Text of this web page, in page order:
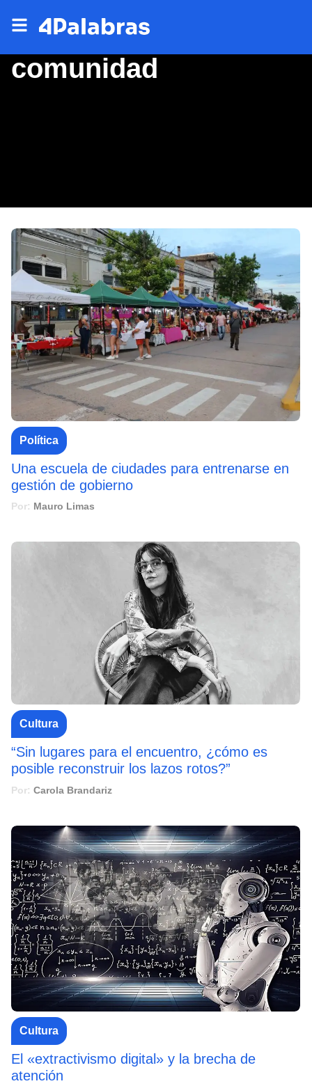
comunidad
Política
Una escuela de ciudades para entrenarse en
gestión de gobierno
Por: Mauro Limas
Cultura
“Sin lugares para el encuentro, ¿cómo es
posible reconstruir los lazos rotos?”
Por: Carola Brandariz
Cultura
El «extractivismo digital» y la brecha de
atención